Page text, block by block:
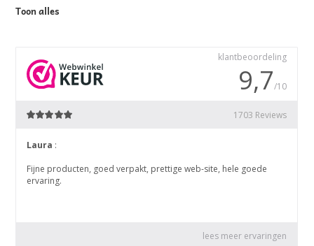
Toon alles